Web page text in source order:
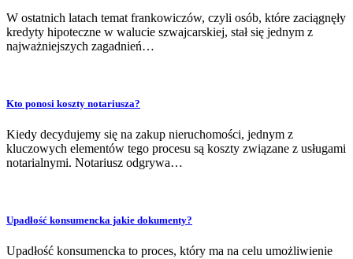
W ostatnich latach temat frankowiczów, czyli osób, które zaciągnęły
kredyty hipoteczne w walucie szwajcarskiej, stał się jednym z
najważniejszych zagadnień…
Kto ponosi koszty notariusza?
Kiedy decydujemy się na zakup nieruchomości, jednym z
kluczowych elementów tego procesu są koszty związane z usługami
notarialnymi. Notariusz odgrywa…
Upadłość konsumencka jakie dokumenty?
Upadłość konsumencka to proces, który ma na celu umożliwienie